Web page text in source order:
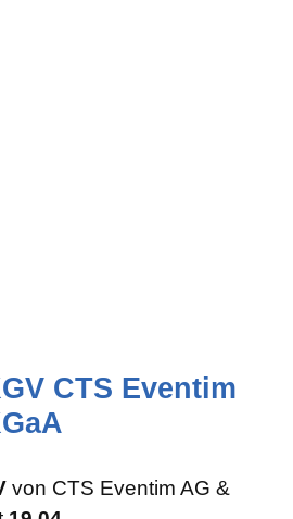
CTS Eventim
von CTS Eventim AG &